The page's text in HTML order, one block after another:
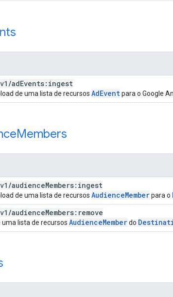
v1 /adEvents:ingest
de uma lista de recursos AdEventpara o Google
Members
v1 /audienceMembers:ingest
de uma lista de recursos AudienceMemberpara o
v1 /audienceMembers:remove
uma lista de recursos AudienceMemberdo